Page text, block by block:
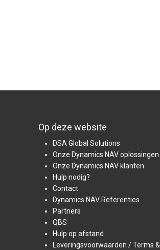
Op deze website
DSA Global Solutions
Onze Dynamics NAV oplossingen
Onze Dynamics NAV klanten
Hulp nodig?
Contact
Dynamics NAV Referenties
Partners
QBS
Hulp op afstand
Leveringsvoorwaarden / Terms &